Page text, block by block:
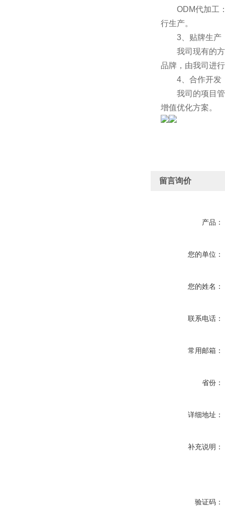
ODM代加工：
行生产。
3、贴牌生产
我司现有的方
品牌，由我司进
4、合作开发
我司的项目管
增值优化方案。
留言询价
产品：
您的单位：
您的姓名：
联系电话：
常用邮箱：
省份：
详细地址：
补充说明：
验证码：